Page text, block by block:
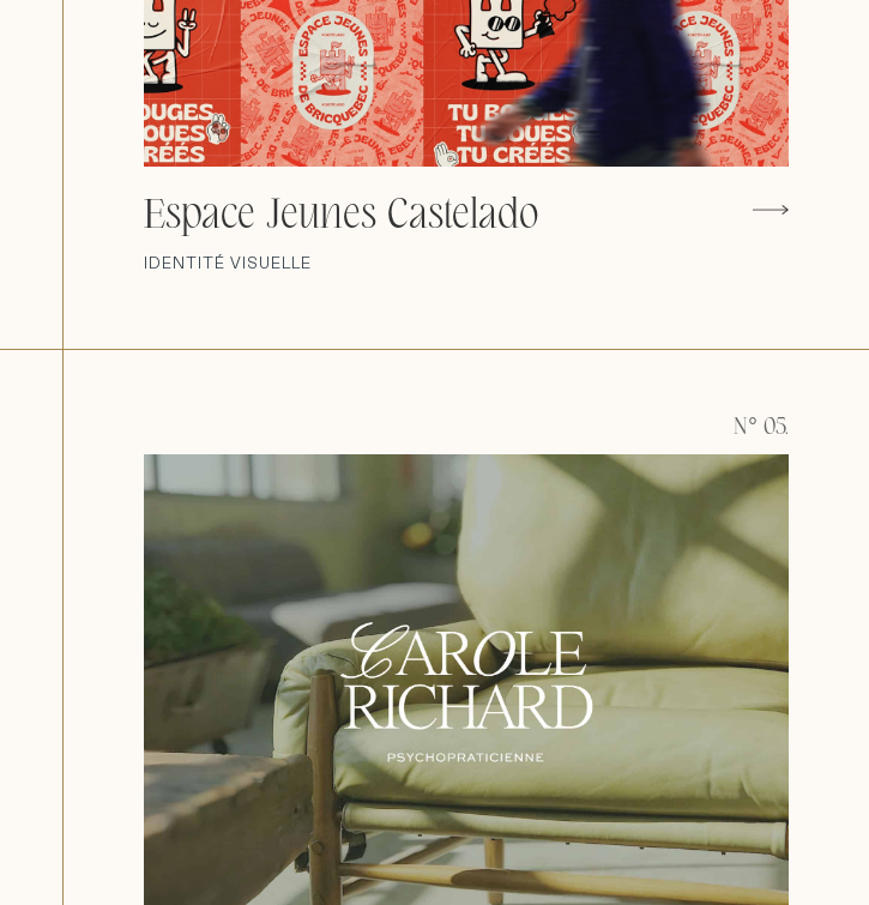
Espace Jeunes Castelado
IDENTITÉ VISUELLE
N° 05.